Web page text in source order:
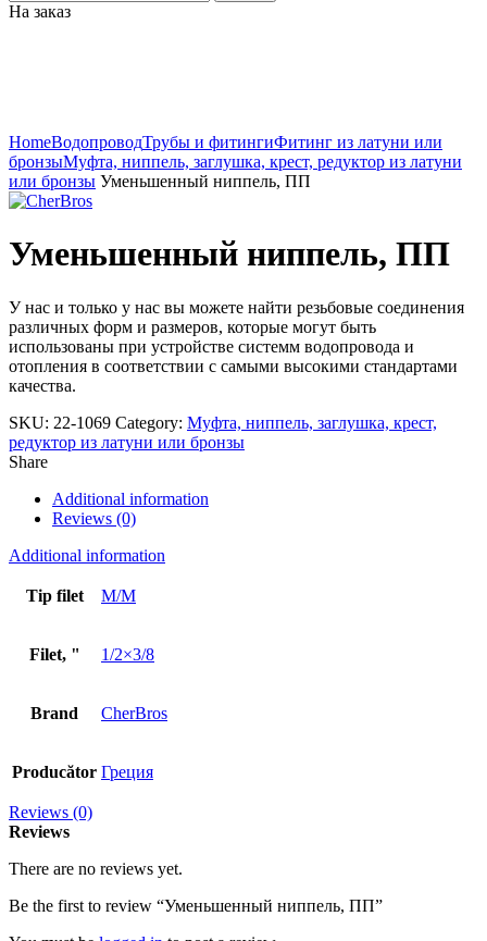
На заказ
HomeВодопроводТрубы и фитингиФитинг из латуни или
бронзыМуфта, ниппель, заглушка, крест, редуктор из латуни
или бронзы Уменьшенный ниппель, ПП
Уменьшенный ниппель, ПП
У нас и только у нас вы можете найти резьбовые соединения
различных форм и размеров, которые могут быть
использованы при устройстве системм водопровода и
отопления в соответствии с самыми высокими стандартами
качества.
SKU: 22-1069 Category: Муфта, ниппель, заглушка, крест,
редуктор из латуни или бронзы
Share
Additional information
Reviews (0)
Additional information
Tip filet M/M
Filet, " 1/2×3/8
Brand CherBros
Producător Греция
Reviews (0)
Reviews
There are no reviews yet.
Be the first to review “Уменьшенный ниппель, ПП”